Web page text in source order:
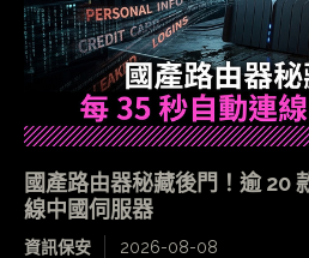
國產路由器秘藏後門！逾 20
線中國伺服器
資訊保安 2026-08-08